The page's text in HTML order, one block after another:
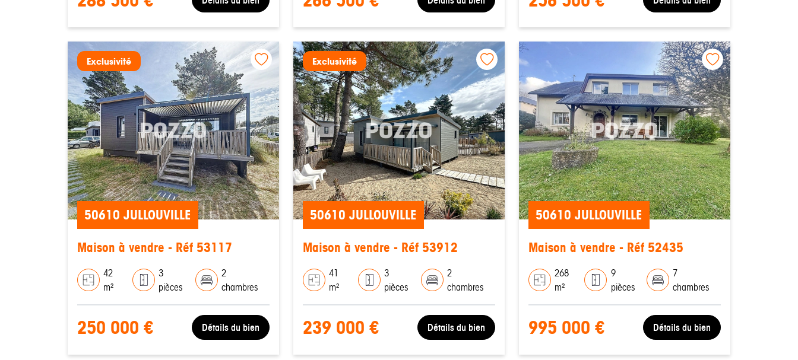
Exclusivité
50610 JULLOUVILLE
Maison à vendre - Réf 53117
42
m²
3
pièces
2
chambres
250 000 € Détails du bien
Exclusivité
50610 JULLOUVILLE
Maison à vendre - Réf 53912
41
m²
3
pièces
2
chambres
239 000 € Détails du bien
50610 JULLOUVILLE
Maison à vendre - Réf 52435
268
m²
9
pièces
7
chambres
995 000 € Détails du bien